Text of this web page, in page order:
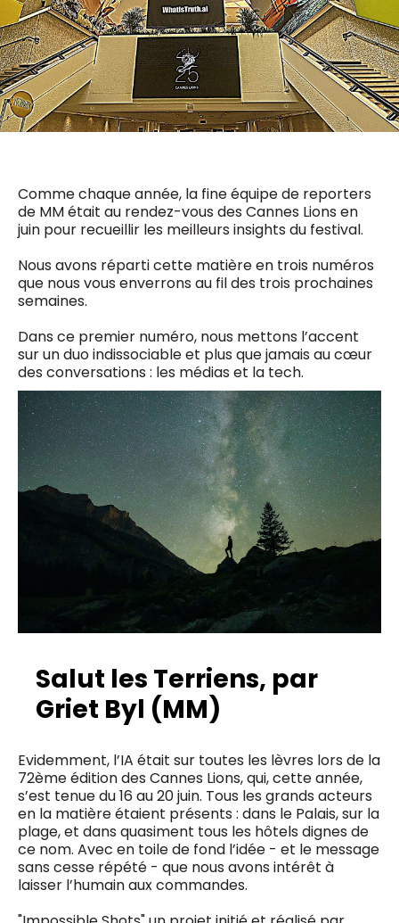
Comme chaque année, la fine équipe de reporters
de MM était au rendez-vous des Cannes Lions en
juin pour recueillir les meilleurs insights du festival.
Nous avons réparti cette matière en trois numéros
que nous vous enverrons au fil des trois prochaines
semaines.
Dans ce premier numéro, nous mettons l’accent
sur un duo indissociable et plus que jamais au cœur
des conversations : les médias et la tech.
Salut les Terriens, par
Griet Byl (MM)
Evidemment, l’IA était sur toutes les lèvres lors de la
72ème édition des Cannes Lions, qui, cette année,
s’est tenue du 16 au 20 juin. Tous les grands acteurs
en la matière étaient présents : dans le Palais, sur la
plage, et dans quasiment tous les hôtels dignes de
ce nom. Avec en toile de fond l’idée - et le message
sans cesse répété - que nous avons intérêt à
laisser l’humain aux commandes.
0498 88 64 89
f.bouchar@mm.be
Chief Editor
Griet Byl
0475 97 12 57
g.byl@mm.be
Damien Lemaire
0477 37 31 65
d.lemaire@mm.be
VALIDER
NOTRE CONTENU DIGITAL :
Daily
Freemium
access
1 x week
MM Tech
10 x year
MM Best of
Research
4 x year
MM Magazine
(digital)
Des questions ?